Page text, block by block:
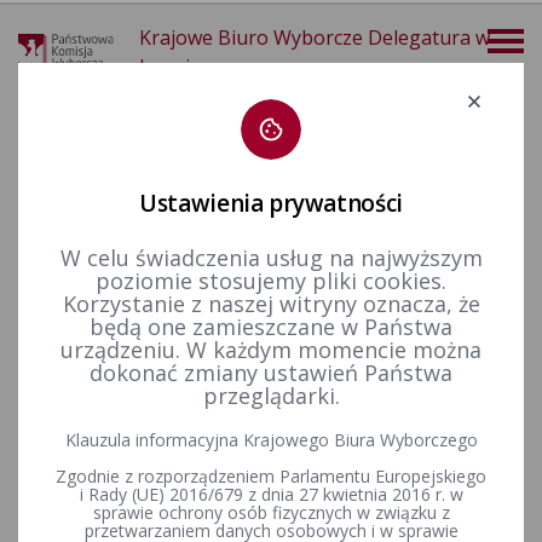
Krajowe Biuro Wyborcze Delegatura w
Legnicy
Wybory do Sejmu i do Senatu Wybory uzupełniające do Senatu RP
Kadencja 2001-2005
Wybory uzupełniające Senat 2003 - okręg nr 23
Okręg nr 23 - Informacja z dnia 4 marca 2004 r. o wydatkach z
budżetu państwa poniesionych na przygotowanie i
przeprowadzenie wyborów uzupełniających do Senatu
Rzeczypospolitej Polskiej w dniu 12 października 2003 r.
Ustawienia prywatności
W celu świadczenia usług na najwyższym
poziomie stosujemy pliki cookies.
Korzystanie z naszej witryny oznacza, że
będą one zamieszczane w Państwa
urządzeniu. W każdym momencie można
dokonać zmiany ustawień Państwa
przeglądarki.
Klauzula informacyjna Krajowego Biura Wyborczego
Zgodnie z rozporządzeniem Parlamentu Europejskiego
i Rady (UE) 2016/679 z dnia 27 kwietnia 2016 r. w
sprawie ochrony osób fizycznych w związku z
przetwarzaniem danych osobowych i w sprawie